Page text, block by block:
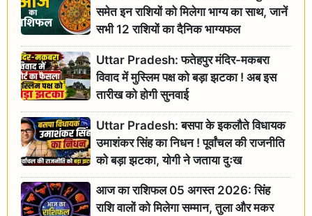
समेत इन राशियों को मिलेगा भाग्य का साथ, जानें
सभी 12 राशियों का दैनिक भाग्यफल
Uttar Pradesh: फतेहपुर मंदिर-मकबरा
विवाद में मुस्लिम पक्ष को बड़ा झटका ! अब इस
तारीख को होगी सुनवाई
Uttar Pradesh: बसपा के इकलौते विधायक
उमाशंकर सिंह का निधन ! पूर्वांचल की राजनीति
को बड़ा झटका, योगी ने जताया दुःख
आज का राशिफल 05 अगस्त 2026: सिंह
राशि वालों को मिलेगा सम्मान, तुला और मकर